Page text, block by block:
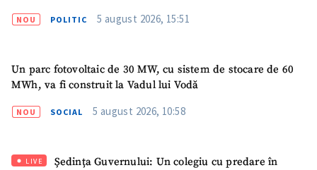
NOU POLITIC 5 august 2026, 15:51
Un parc fotovoltaic de 30 MW, cu sistem de stocare de 60
MWh, va fi construit la Vadul lui Vodă
NOU SOCIAL 5 august 2026, 10:58
LIVE
Ședința Guvernului: Un colegiu cu predare în